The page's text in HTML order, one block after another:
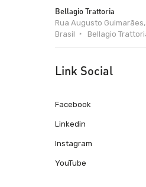
Bellagio Trattoria
Rua Augusto
Brasil
Bellagio
Link Social
Facebook
Linkedin
Instagram
YouTube